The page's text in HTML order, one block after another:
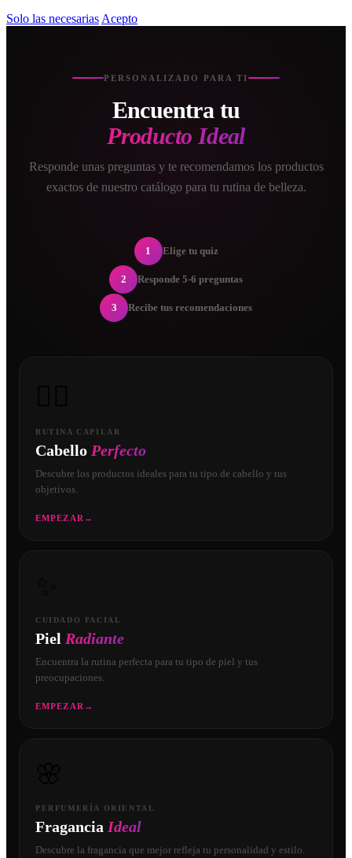
Solo las necesarias Acepto
PERSONALIZADO PARA TI
Encuentra tu
Producto Ideal
Responde unas preguntas y te recomendamos los productos
exactos de nuestro catálogo para tu rutina de belleza.
1 Elige tu quiz
2 Responde 5-6 preguntas
3 Recibe tus recomendaciones
RUTINA CAPILAR
Cabello Perfecto
Descubre los productos ideales para tu tipo de cabello y tus
objetivos.
EMPEZAR →
CUIDADO FACIAL
Piel Radiante
Encuentra la rutina perfecta para tu tipo de piel y tus
preocupaciones.
EMPEZAR →
PERFUMERÍA ORIENTAL
Fragancia Ideal
Descubre la fragancia que mejor refleja tu personalidad y estilo.